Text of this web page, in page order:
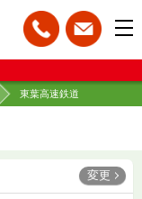
東葉高速鉄道
変更